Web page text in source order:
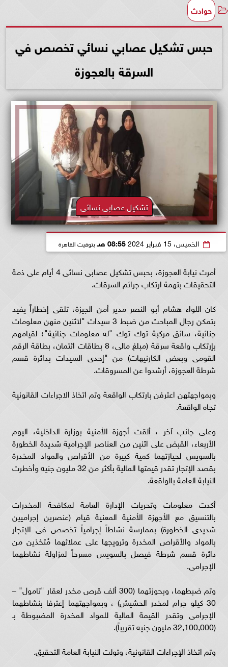
حوادث
حبس تشكيل عصابي نسائي تخصص في
السرقة بالعجوزة
تشكيل عصابى نسائى
الخميس، 15 فبراير 2024 08:55 صـ بتوقيت القاهرة
أمرت نيابة العجوزة، بحبس تشكيل عصابى نسائى 4 أيام على ذمة
التحقيقات بتهمة ارتكاب جرائم السرقات.
كان اللواء هشام أبو النصر مدير أمن الجيزة، تلقى إخطاراً يفيد
بتمكن رجال المباحث من ضبط 3 سيدات "لاثنين منهن معلومات
جنائية، سائق مركبة توك توك "له معلومات جنائية"؛ لقيامهم
بإرتكاب واقعة سرقة (مبلغ مالى، 8 بطاقات ائتمان، بطاقة الرقم
القومى وبعض الكارنيهات) من "إحدى السيدات بدائرة قسم
شرطة العجوزة، أرشدوا عن المسروقات.
وبمواجهتهن اعترفن بارتكاب الواقعة وتم اتخاذ الاجراءات القانونية
تجاه الواقعة.
وعلى جانب آخر ، ألقت أجهزة الأمنية بوزارة الداخلية، اليوم
الأربعاء، القبض على اثنين من العناصر الإجرامية شديدة الخطورة
بالسويس لحيازتهما كمية كبيرة من الأقراص والمواد المخدرة
بقصد الإتجار تقدر قيمتها المالية بأكثر من 32 مليون جنيه وأخطرت
النيابة العامة بالواقعة.
أكدت معلومات وتحريات الإدارة العامة لمكافحة المخدرات
بالتنسيق مع الأجهزة الأمنية المعنية قيام (عنصرين إجراميين
شديدى الخطورة) بممارسة نشاطاً إجرامياً تخصص فى الإتجار
بالمواد والأقراص المخدرة وترويجها على عملائهما مُتخذين من
دائرة قسم شرطة فيصل بالسويس مسرحاً لمزاولة نشاطهما
الإجرامى.
وتم ضبطهما، وبحوزتهما (300 ألف قرص مخدر لعقار "تامول" –
30 كيلو جرام لمخدر الحشيش) ، وبمواجهتهما إعترفا بنشاطهما
الإجرامى وتقدر القيمة المالية للمواد المخدرة المضبوطة بـ
(32,100,000 مليون جنيه تقريباً).
وتم اتخاذ الإجراءات القانونية، وتولت النيابة العامة التحقيق.